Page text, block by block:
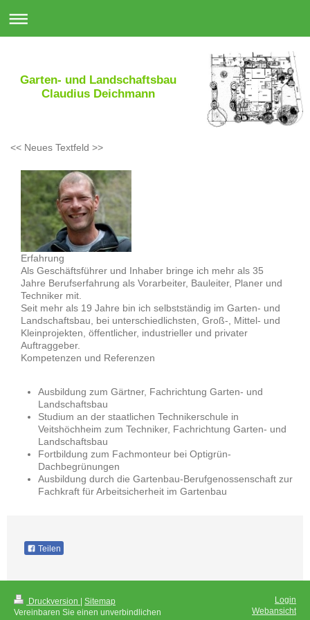
Garten- und Landschaftsbau
Claudius Deichmann
<< Neues Textfeld >>
Erfahrung
Als Geschäftsführer und Inhaber bringe ich mehr als 35
Jahre Berufserfahrung als Vorarbeiter, Bauleiter, Planer und
Techniker mit.
Seit mehr als 19 Jahre bin ich selbstständig im Garten- und
Landschaftsbau, bei unterschiedlichsten, Groß-, Mittel- und
Kleinprojekten, öffentlicher, industrieller und privater
Auftraggeber.
Kompetenzen und Referenzen
Ausbildung zum Gärtner, Fachrichtung Garten- und
Landschaftsbau
Studium an der staatlichen Technikerschule in
Veitshöchheim zum Techniker, Fachrichtung Garten- und
Landschaftsbau
Fortbildung zum Fachmonteur bei Optigrün-
Dachbegrünungen
Ausbildung durch die Gartenbau-Berufgenossenschaft zur
Fachkraft für Arbeitsicherheit im Gartenbau
Teilen
Druckversion | Sitemap
Vereinbaren Sie einen unverbindlichen
Login
Webansicht